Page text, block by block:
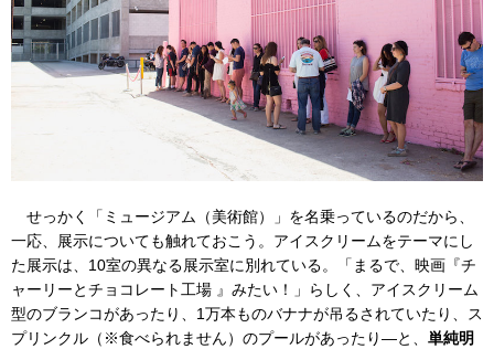
せっかく「ミュージアム（美術館）」を名乗っているのだから、
一応、展示についても触れておこう。アイスクリームをテーマにし
た展示は、10室の異なる展示室に別れている。「まるで、映画『チ
ャーリーとチョコレート工場 』みたい！」らしく、アイスクリーム
型のブランコがあったり、1万本ものバナナが吊るされていたり、ス
プリンクル（※食べられません）のプールがあったり—と、 単純明